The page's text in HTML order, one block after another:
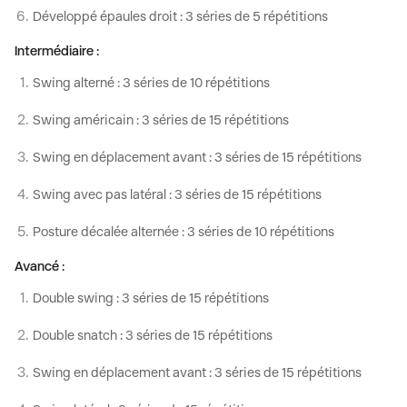
Développé épaules droit : 3 séries de 5 répétitions
Intermédiaire :
Swing alterné : 3 séries de 10 répétitions
Swing américain : 3 séries de 15 répétitions
Swing en déplacement avant : 3 séries de 15 répétitions
Swing avec pas latéral : 3 séries de 15 répétitions
Posture décalée alternée : 3 séries de 10 répétitions
Avancé :
Double swing : 3 séries de 15 répétitions
Double snatch : 3 séries de 15 répétitions
Swing en déplacement avant : 3 séries de 15 répétitions